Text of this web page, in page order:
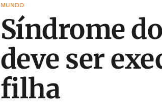
MUNDO
Síndrome
deve ser
filha